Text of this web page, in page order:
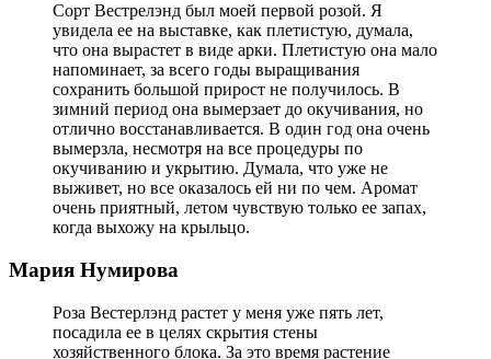
Сорт Вестрелэнд был моей первой розой. Я
увидела ее на выставке, как плетистую, думала,
что она вырастет в виде арки. Плетистую она мало
напоминает, за всего годы выращивания
сохранить большой прирост не получилось. В
зимний период она вымерзает до окучивания, но
отлично восстанавливается. В один год она очень
вымерзла, несмотря на все процедуры по
окучиванию и укрытию. Думала, что уже не
выживет, но все оказалось ей ни по чем. Аромат
очень приятный, летом чувствую только ее запах,
когда выхожу на крыльцо.
Мария Нумирова
Роза Вестерлэнд растет у меня уже пять лет,
посадила ее в целях скрытия стены
хозяйственного блока. За это время растение